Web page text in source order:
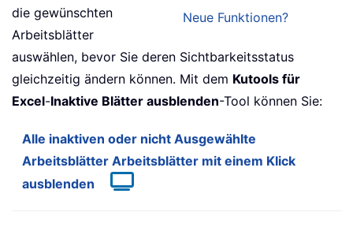
Neue Funktionen?
die gewünschten
Arbeitsblätter
auswählen, bevor Sie deren Sichtbarkeitsstatus
gleichzeitig ändern können. Mit dem Kutools für
Excel-Inaktive Blätter ausblenden-Tool können Sie:
Alle inaktiven oder nicht Ausgewählte
Arbeitsblätter Arbeitsblätter mit einem Klick
ausblenden